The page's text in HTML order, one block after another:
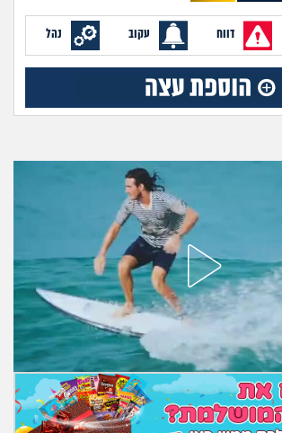
עבודה וקריירה
חברים ואנשים
מה שעובר עליי
שומרים על הגוף
פיננסי וכלכלה
בין הסדינים
חיות מחמד
יוקר המחיה
דווח עקוב נהל